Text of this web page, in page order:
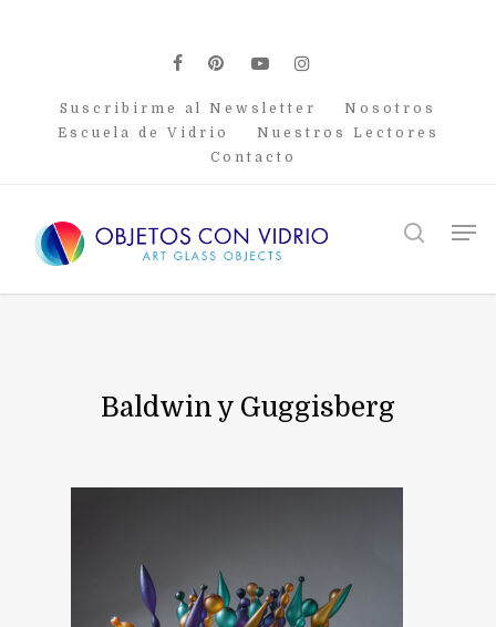
facebook
pinterest
youtubeinstagram
Suscribirme al Newsletter
Nosotros
Escuela de Vidrio
Nuestros Lectores
Contacto
search
Baldwin y Guggisberg